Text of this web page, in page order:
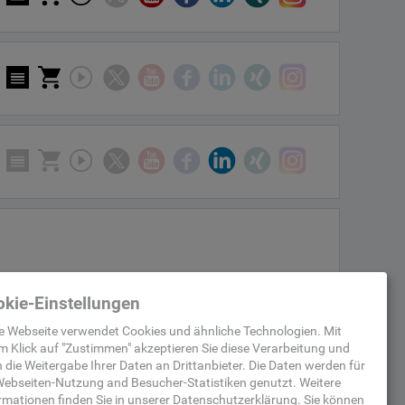
Einstellungen
Webseite verwendet Cookies und ähnliche Technologien. Mit
Klick auf "Zustimmen" akzeptieren Sie diese Verarbeitung und
die Weitergabe Ihrer Daten an Drittanbieter. Die Daten werden für
Nutzung and Besucher-Statistiken genutzt. Weitere
finden Sie in unserer Datenschutzerklärung. Sie können